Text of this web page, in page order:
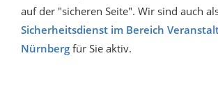
auf der "sicheren Seite". Wir sind auch
Sicherheitsdienst im Bereich
Nürnberg für Sie aktiv.